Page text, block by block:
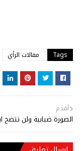
Tags مقالات الرأي
أقدم
الصورة ضبابية ولن تتضح